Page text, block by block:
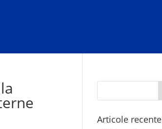
Articole recente